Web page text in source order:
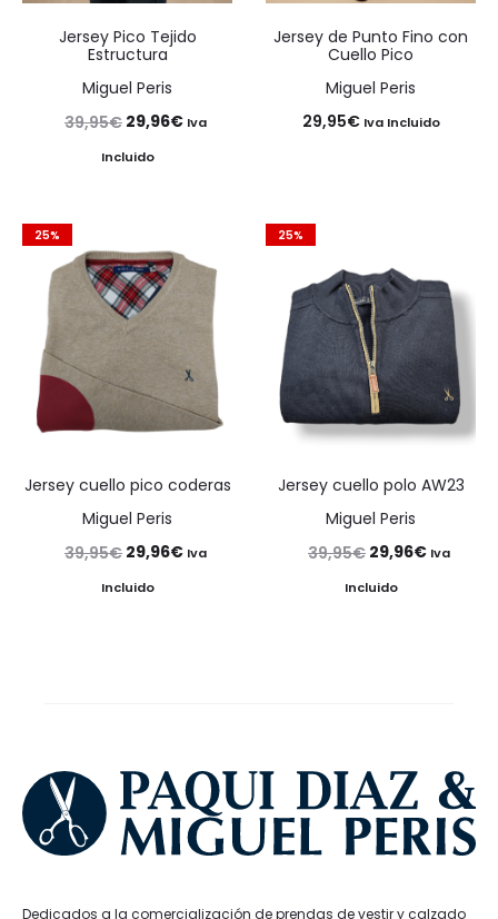
Jersey Pico Tejido
Estructura
Miguel Peris
39,95€ El
precio
39,95€.
29,96€El
29,96€.
Iva
Incluido
Jersey de Punto Fino con
Cuello Pico
Miguel Peris
29,95€ Iva Incluido
25%
Jersey cuello pico coderas
Miguel Peris
39,95€ El
precio
29,96€ElIva
Incluido
25%
Jersey cuello polo AW23
Miguel Peris
39,95€ El
precio
29,96€ElIva
Incluido
Dedicados a la comercialización de prendas de vestir y calzado